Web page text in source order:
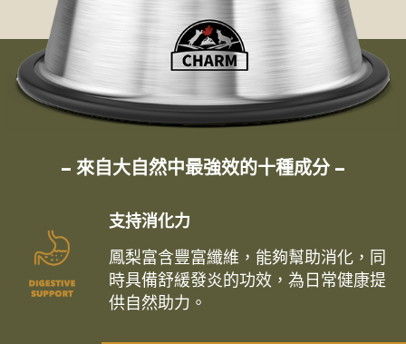
– 來自大自然中最強效的十種成分 –
支持消化力
鳳梨富含豐富纖維，能夠幫助消化，同
時具備舒緩發炎的功效，為日常健康提
供自然助力。